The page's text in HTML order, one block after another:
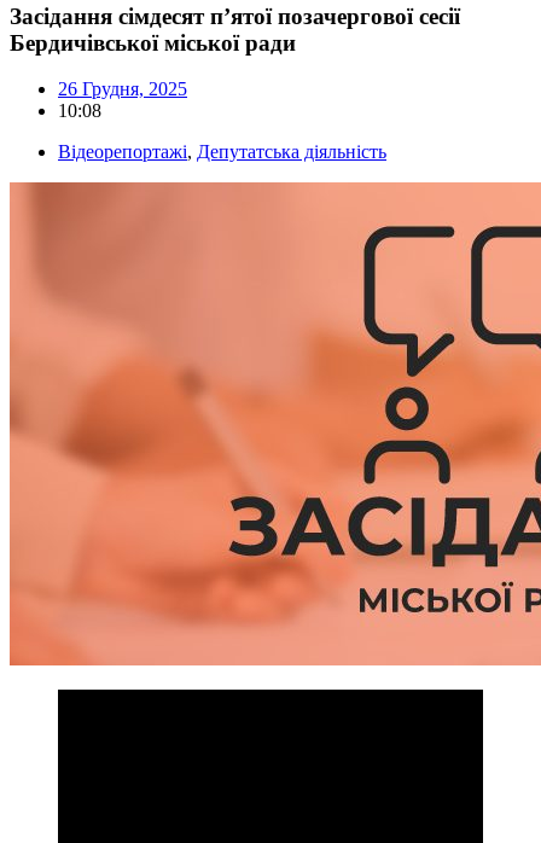
Засідання сімдесят п’ятої позачергової сесії
Бердичівської міської ради
26 Грудня, 2025
10:08
Відеорепортажі, Депутатська діяльність